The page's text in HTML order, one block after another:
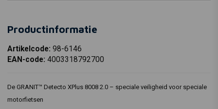
Productinformatie
Artikelcode: 98-6146
EAN-code: 4003318792700
De GRANIT™ Detecto XPlus 8008 2.0 – speciale veiligheid voor speciale
motorfietsen